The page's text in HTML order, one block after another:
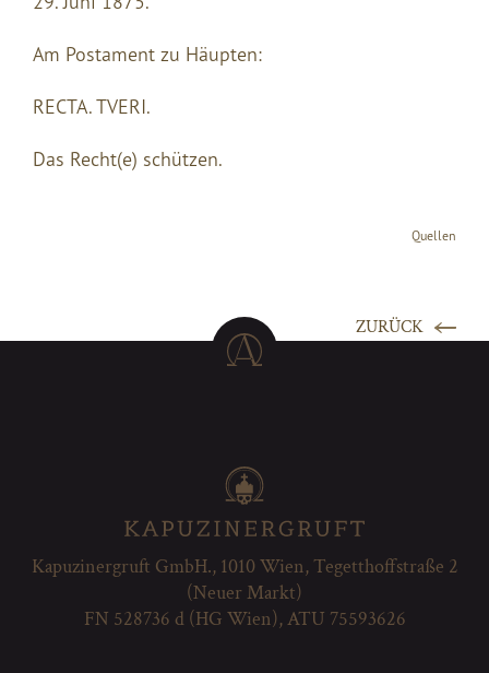
Am Postament zu Häupten:
RECTA. TVERI.
Das Recht(e) schützen.
Quellen
ZURÜCK
Kapuzinergruft GmbH., 1010 Wien, Tegetthoffstraße 2
(Neuer Markt)
FN 528736 d (HG Wien), ATU 75593626